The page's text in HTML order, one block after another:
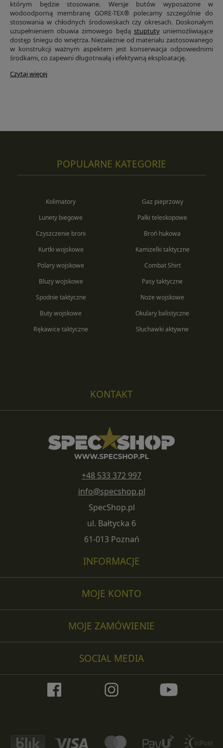
którym będzie stosowane. Wersje butów wyposażone w
wodoodporną membranę GORE-TEX® polecamy szczególnie do
stosowania w chłodnych środowiskach czy okresach. Doskonałym
uzupełnieniem obuwia zimowego będą stuptutyuniemożliwiające
dostęp śniegu do wnętrza.Niezależnie od materiału zastosowanego
w konstrukcji ważnym aspektem jest konserwacja odpowiednimi
środkami, co zapewni długotrwałą i efektywną eksploatację.
Czytaj więcej
POPULARNE KATEGORIE
Kolimatory
Lunety biegowe
Czyszczenie broni
Gaz pieprzowy
Pałki teleskopowe
Broń hukowa
Kurtki wojskowe
Polary wojskowe
Bluzy wojskowe
Kamizelki taktyczne
Combat Shirt
Pasy taktyczne
Spodnie taktyczne
Buty wojskowe
Rękawice taktyczne
Noże wojskowe
Okulary balistyczne
Słuchawki aktywne
MOJE ZAMÓWIENIE
MOJE KONTO
KONTAKT
+48 533 372 997
info@specshop.pl
SpecShop.pl
ul. Bałtycka 6
61-013 Poznań
INFORMACJE
SOCIAL MEDIA